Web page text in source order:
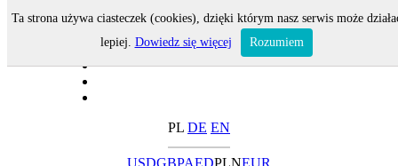
PL DE EN
USDGBPAEDPLNEUR
Ta strona używa ciasteczek (cookies), dzięki którym nasz serwis może
lepiej. Dowiedz się więcej Rozumiem